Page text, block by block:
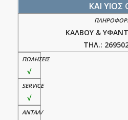
ΚΑΙ ΥΙΟΣ
ΚΑΛΒΟΥ &
ΤΗΛ.:
√
√